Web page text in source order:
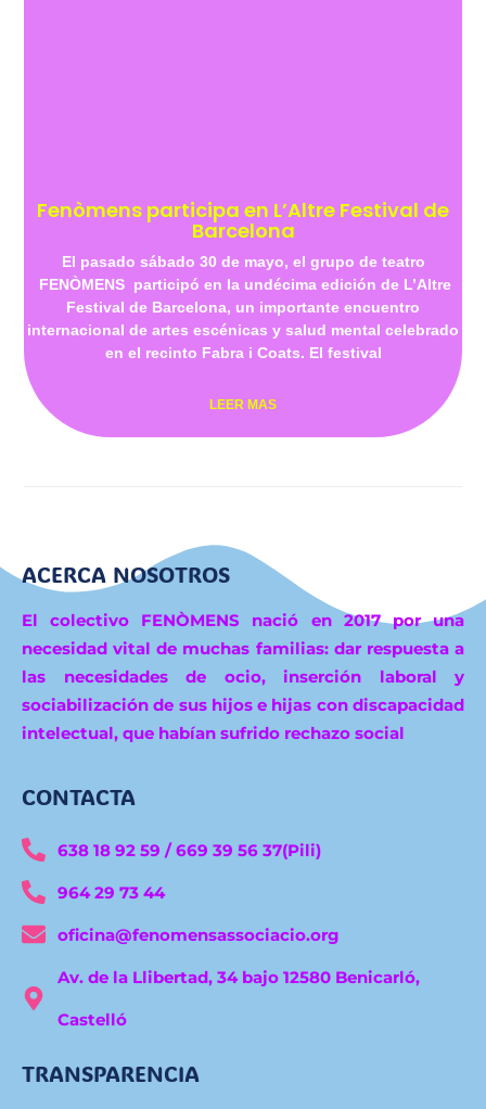
Fenòmens participa en L’Altre Festival de
Barcelona
El pasado sábado 30 de mayo, el grupo de teatro
FENÒMENS participó en la undécima edición de L’Altre
Festival de Barcelona, un importante encuentro
internacional de artes escénicas y salud mental celebrado
en el recinto Fabra i Coats. El festival
LEER MAS
ACERCA NOSOTROS
El colectivo FENÒMENS nació en 2017 por una
necesidad vital de muchas familias: dar respuesta a
las necesidades de ocio, inserción laboral y
sociabilización de sus hijos e hijas con discapacidad
intelectual, que habían sufrido rechazo social
CONTACTA
638 18 92 59 / 669 39 56 37(Pili)
964 29 73 44
oficina@fenomensassociacio.org
Av. de la Llibertad, 34 bajo 12580 Benicarló,
Castelló
TRANSPARENCIA